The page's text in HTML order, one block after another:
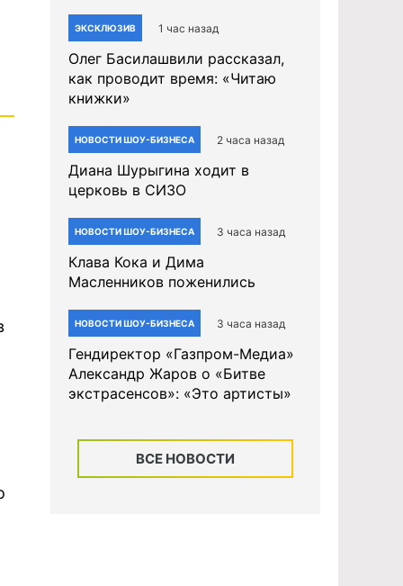
ЭКСКЛЮЗИВ 1 час назад
Олег Басилашвили рассказал,
как проводит время: «Читаю
книжки»
НОВОСТИ ШОУ-БИЗНЕСА 2 часа назад
Диана Шурыгина ходит в
церковь в СИЗО
НОВОСТИ ШОУ-БИЗНЕСА 3 часа назад
Клава Кока и Дима
Масленников поженились
НОВОСТИ ШОУ-БИЗНЕСА 3 часа назад
Гендиректор «Газпром-Медиа»
Александр Жаров о «Битве
экстрасенсов»: «Это артисты»
ВСЕ НОВОСТИ